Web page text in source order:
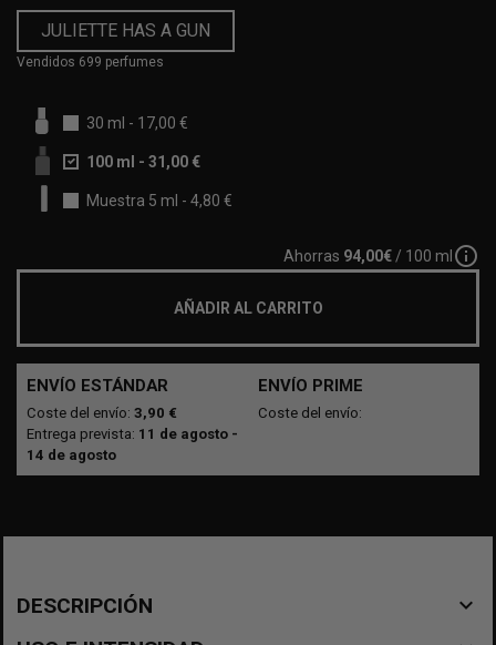
JULIETTE HAS A GUN
Vendidos 699 perfumes
30 ml - 17,00 €
100 ml - 31,00 €
Muestra 5 ml - 4,80 €
Ahorras 94,00€ / 100 mlinfo_outline
AÑADIR AL CARRITO
ENVÍO ESTÁNDAR
Coste del envío: 3,90 €
Entrega prevista: 11 de agosto -
14 de agosto
ENVÍO PRIME
Coste del envío:
DESCRIPCIÓN navigate_before